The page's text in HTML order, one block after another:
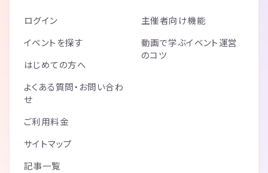
ログイン
イベントを探す
はじめての方へ
よくある質問・お問い合わ
せ
ご利用料金
サイトマップ
記事一覧
主催者向け機能
動画で学ぶイベント運営
のコツ